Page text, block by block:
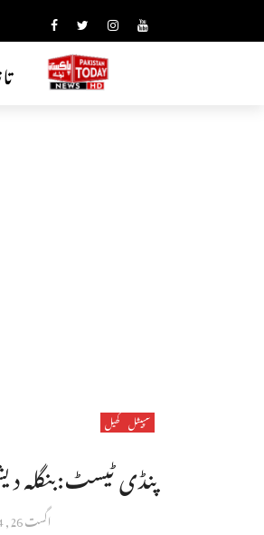
سپیشل کھیل
پنڈی
اگست 26, 2024